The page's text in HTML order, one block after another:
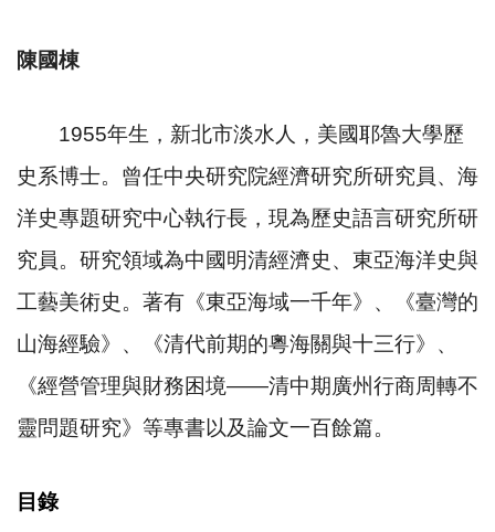
陳國棟
1955年生，新北市淡水人，美國耶魯大學歷
史系博士。曾任中央研究院經濟研究所研究員、海
洋史專題研究中心執行長，現為歷史語言研究所研
究員。研究領域為中國明清經濟史、東亞海洋史與
工藝美術史。著有《東亞海域一千年》、《臺灣的
山海經驗》、《清代前期的粵海關與十三行》、
《經營管理與財務困境――清中期廣州行商周轉不
靈問題研究》等專書以及論文一百餘篇。
目錄